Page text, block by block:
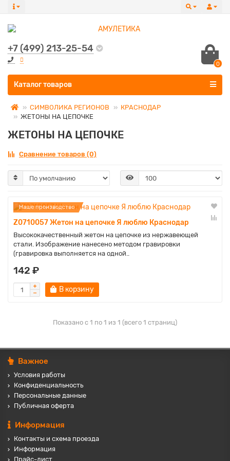
+7 (499) 213-25-54
0
Все категории
Каталог товаров
СИМВОЛИКА РЕГИОНОВ
КРАСНОДАР
ЖЕТОНЫ НА ЦЕПОЧКЕ
ЖЕТОНЫ НА ЦЕПОЧКЕ
Сравнение товаров (0)
Наше производство
Z0710057 Жетон на цепочке Я люблю Краснодар
Высококачественный жетон на цепочке из нержавеющей
стали. Изображение нанесено методом гравировки
(гравировка выполняется на одной..
142 ₽
В корзину
Показано с 1 по 1 из 1 (всего 1 страниц)
Важное
Условия работы
Конфиденциальность
Персональные данные
Публичная оферта
Информация
Контакты и схема проезда
Информация
Прайс-лист